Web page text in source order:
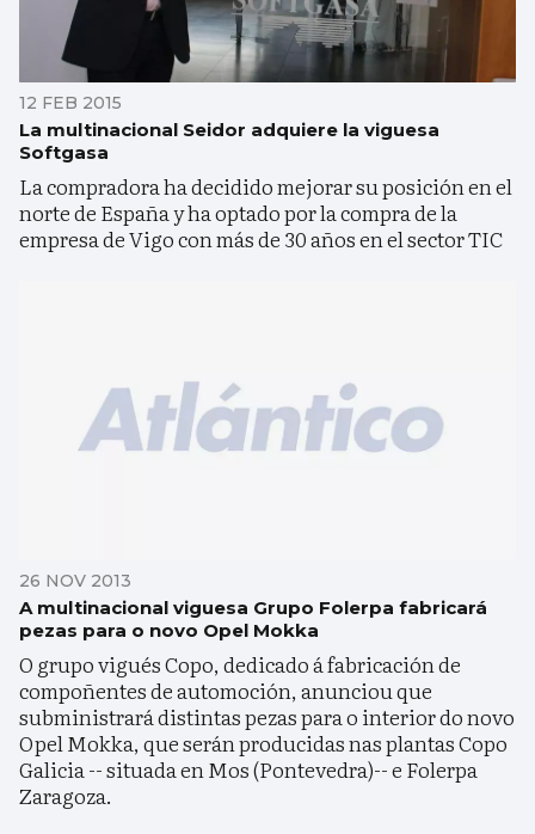
12 FEB 2015
La multinacional Seidor adquiere la viguesa
Softgasa
La compradora ha decidido mejorar su posición en el
norte de España y ha optado por la compra de la
empresa de Vigo con más de 30 años en el sector TIC
26 NOV 2013
A multinacional viguesa Grupo Folerpa fabricará
pezas para o novo Opel Mokka
O grupo vigués Copo, dedicado á fabricación de
compoñentes de automoción, anunciou que
subministrará distintas pezas para o interior do novo
Opel Mokka, que serán producidas nas plantas Copo
Galicia -- situada en Mos (Pontevedra)-- e Folerpa
Zaragoza.